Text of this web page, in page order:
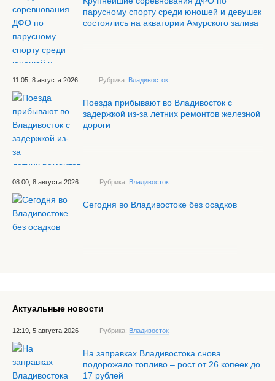
парусному спорту среди юношей и девушек
состоялись на акватории Амурского залива
11:05, 8 августа 2026 Рубрика: Владивосток
Поезда прибывают во Владивосток с
задержкой из-за летних ремонтов железной
дороги
08:00, 8 августа 2026 Рубрика: Владивосток
Сегодня во Владивостоке без осадков
Актуальные новости
12:19, 5 августа 2026 Рубрика: Владивосток
На заправках Владивостока снова
подорожало топливо – рост от 26 копеек до
17 рублей